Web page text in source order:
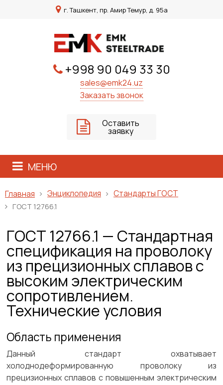
г. Ташкент, пр. Амир Темур, д. 95а
+998 90 049 33 30
sales@emk24.uz
Заказать звонок
Оставить
заявку
МЕНЮ
Главная Энциклопедия Стандарты ГОСТ
ГОСТ 12766.1
ГОСТ 12766.1 — Стандартная
спецификация на проволоку
из прецизионных сплавов с
высоким электрическим
сопротивлением.
Технические условия
Область применения
Данный стандарт охватывает
холоднодеформированную проволоку из
прецизионных сплавов с повышенным электрическим